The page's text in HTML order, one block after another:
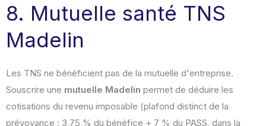
8. Mutuelle santé TNS
Madelin
Les TNS ne bénéficient pas de la mutuelle d'entreprise.
Souscrire une mutuelle Madelin permet de déduire les
cotisations du revenu imposable (plafond distinct de la
prévoyance : 3,75 % du bénéfice + 7 % du PASS, dans la